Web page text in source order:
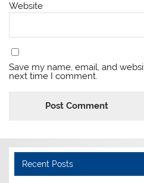
Website
Save my name, email, and
next time I comment.
Recent Posts